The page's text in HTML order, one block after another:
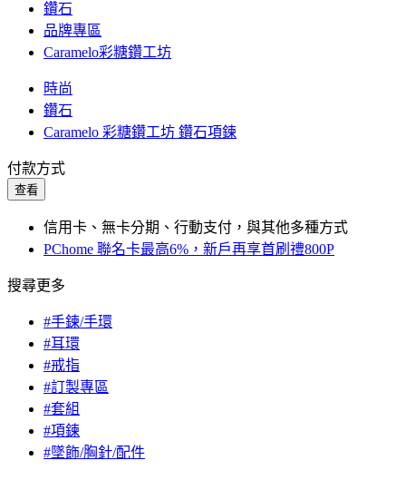
鑽石
品牌專區
Caramelo彩糖鑽工坊
時尚
鑽石
Caramelo 彩糖鑽工坊 鑽石項鍊
付款方式
查看
信用卡、無卡分期、行動支付，與其他多種方式
PChome 聯名卡最高6%，新戶再享首刷禮800P
搜尋更多
#手鍊/手環
#耳環
#戒指
#訂製專區
#套組
#項鍊
#墜飾/胸針/配件